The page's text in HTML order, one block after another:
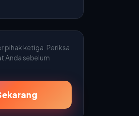
pihak ketiga. Periksa
Anda sebelum